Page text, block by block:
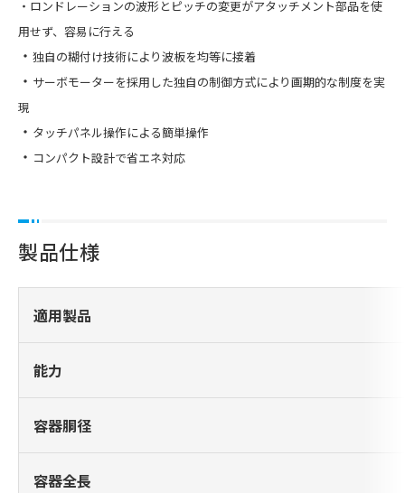
・ロンドレーションの波形とピッチの変更がアタッチメント部品を使
用せず、容易に行える
・ 独自の糊付け技術により波板を均等に接着
・ サーボモーターを採用した独自の制御方式により画期的な制度を実
現
・ タッチパネル操作による簡単操作
・ コンパクト設計で省エネ対応
製品仕様
適用製品
能力
容器胴径
容器全長